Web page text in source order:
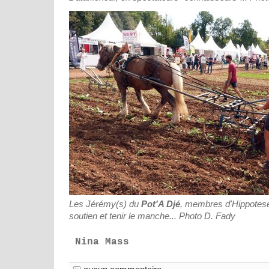
Les Jérémy(s) du Pot'A Djé, membres
soutien et tenir le manche... Photo D. Fady
Nina Mass